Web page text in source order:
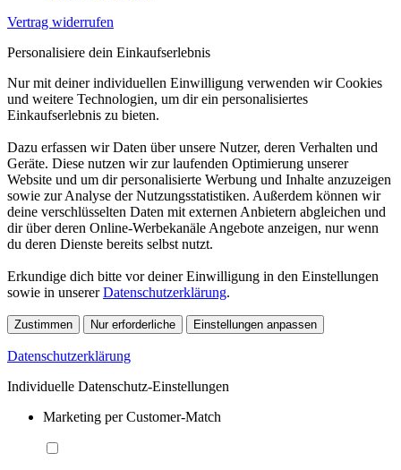
Vertrag widerrufen
Personalisiere dein Einkaufserlebnis
Nur mit deiner individuellen Einwilligung verwenden wir Cookies
und weitere Technologien, um dir ein personalisiertes
Einkaufserlebnis zu bieten.
Dazu erfassen wir Daten über unsere Nutzer, deren Verhalten und
Geräte. Diese nutzen wir zur laufenden Optimierung unserer
Website und um dir personalisierte Werbung und Inhalte anzuzeigen
sowie zur Analyse der Nutzungsstatistiken. Außerdem können wir
deine verschlüsselten Daten mit externen Anbietern abgleichen und
dir über deren Online-Werbekanäle Angebote anzeigen, nur wenn
du deren Dienste bereits selbst nutzt.
Erkundige dich bitte vor deiner Einwilligung in den Einstellungen
sowie in unsererDatenschutzerklärung.
Zustimmen Nur erforderliche Einstellungen anpassen
Datenschutzerklärung
Individuelle Datenschutz-Einstellungen
Marketing per Customer-Match